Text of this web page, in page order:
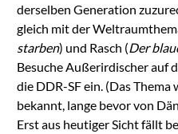
derselben Generation
gleich mit der
starben) und Rasch (Der
Besuche Außerirdischer auf
die DDR-SF ein. (Das
bekannt, lange bevor von
Erst aus heutiger Sicht fällt